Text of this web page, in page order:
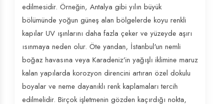
edilmesidir. Örneğin, Antalya gibi yılın büyük
bölümünde yoğun güneş alan bölgelerde koyu renkli
kapılar UV ışınlarını daha fazla çeker ve yüzeyde aşırı
ısınmaya neden olur. Öte yandan, İstanbul'un nemli
boğaz havasına veya Karadeniz'in yağışlı iklimine maruz
kalan yapılarda korozyon direncini artıran özel dokulu
boyalar ve neme dayanıklı renk kaplamaları tercih
edilmelidir. Birçok işletmenin gözden kaçırdığı nokta,